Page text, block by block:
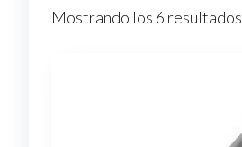
Mostrando los 6 resultados